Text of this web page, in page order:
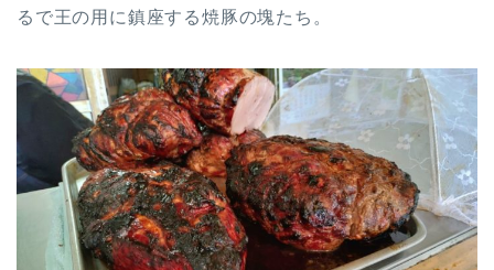
るで王の用に鎮座する焼豚の塊たち。